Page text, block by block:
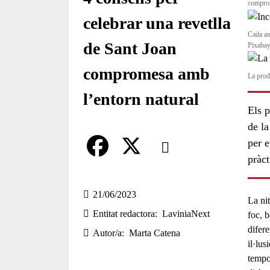
celebrar una revetlla
de Sant Joan
compromesa amb
l’entorn natural
Comparteix
a
c
e
21/06/2023
Entitat redactora
LaviniaNext
Autor/a
Marta Catena
Cada
Pixabay
La
Els
de
per
La
foc,